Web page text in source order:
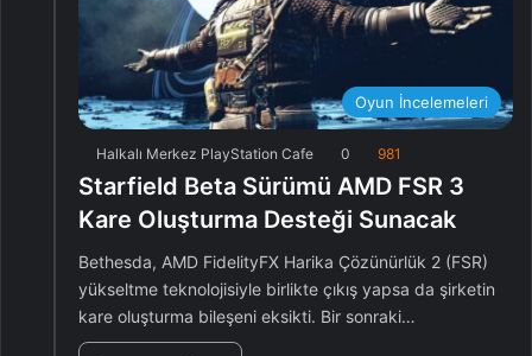
Oyun İncelemeleri
Halkalı Merkez PlayStation Cafe 0 981
Starfield Beta Sürümü AMD FSR 3
Kare Oluşturma Desteği Sunacak
Bethesda, AMD FidelityFX Harika Çözünürlük 2 (FSR)
yükseltme teknolojisiyle birlikte çıkış yapsa da şirketin
kare oluşturma bileşeni eksikti. Bir sonraki…